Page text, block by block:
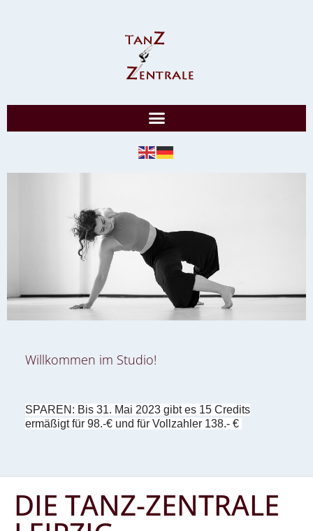
Willkommen im Studio!
SPAREN: Bis 31. Mai 2023 gibt es 15 Credits
ermäßigt für 98.-€ und für Vollzahler 138.- €
DIE TANZ-ZENTRALE